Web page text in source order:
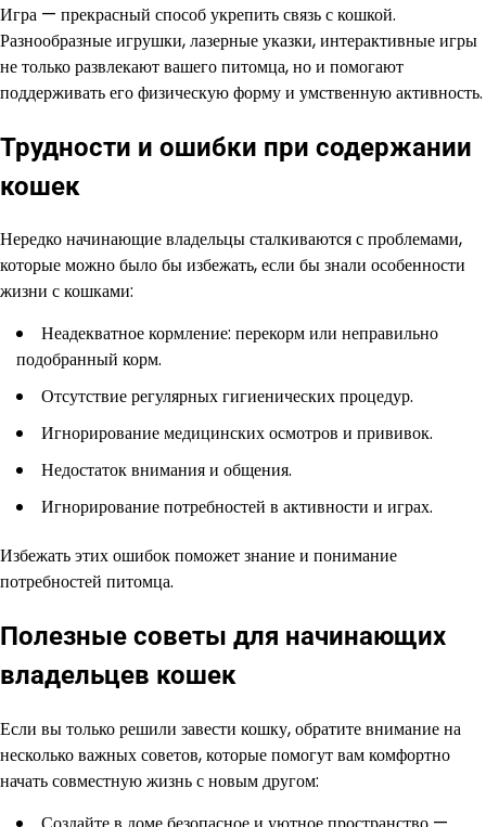
Игра — прекрасный способ укрепить связь с кошкой.
Разнообразные игрушки, лазерные указки, интерактивные игры
не только развлекают вашего питомца, но и помогают
поддерживать его физическую форму и умственную активность.
Трудности и ошибки при содержании
кошек
Нередко начинающие владельцы сталкиваются с проблемами,
которые можно было бы избежать, если бы знали особенности
жизни с кошками:
Неадекватное кормление: перекорм или неправильно
подобранный корм.
Отсутствие регулярных гигиенических процедур.
Игнорирование медицинских осмотров и прививок.
Недостаток внимания и общения.
Игнорирование потребностей в активности и играх.
Избежать этих ошибок поможет знание и понимание
потребностей питомца.
Полезные советы для начинающих
владельцев кошек
Если вы только решили завести кошку, обратите внимание на
несколько важных советов, которые помогут вам комфортно
начать совместную жизнь с новым другом: